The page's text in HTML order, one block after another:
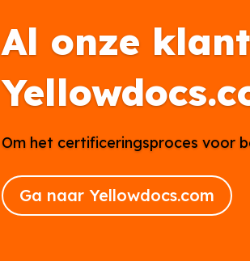
Al onze
Om het certificeringsproces voor
Ga naar Yellowdocs.com